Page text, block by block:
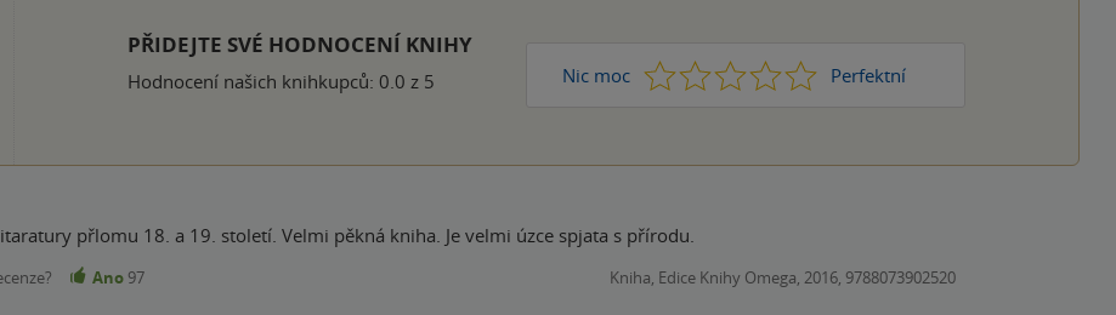
PŘIDEJTE SVÉ HODNOCENÍ KNIHY
Hodnocení našich knihkupců: 0.0 z 5 Nic moc 1 2 3 4 Perfektní
5
přlomu 18. a 19. století. Velmi pěkná kniha. Je velmi úzce spjata s přírodu.
Ano 97 Kniha, Edice Knihy Omega, 2016, 9788073902520